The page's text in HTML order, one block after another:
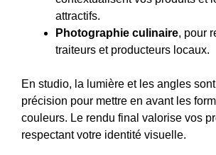
attractifs.
Photographie culinaire, pour
traiteurs et producteurs locaux.
En studio, la lumière et les angles
précision pour mettre en avant les
couleurs. Le rendu final valorise vos
respectant votre identité visuelle.